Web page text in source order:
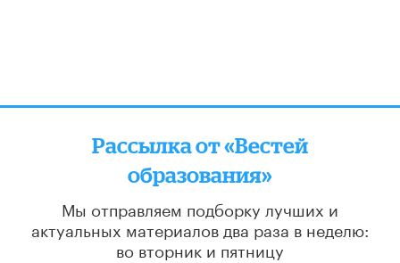
Рассылка от «Вестей
образования»
Мы отправляем подборку лучших и
актуальных материалов два раза в неделю:
во вторник и пятницу